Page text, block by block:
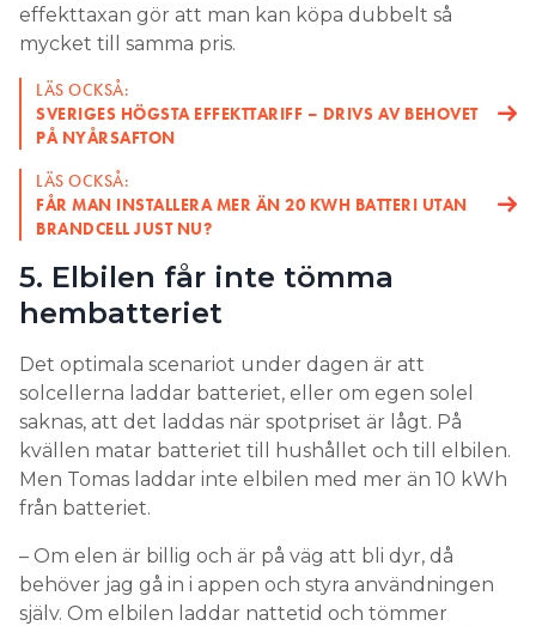
effekttaxan gör att man kan köpa dubbelt så
mycket till samma pris.
LÄS OCKSÅ:
SVERIGES HÖGSTA EFFEKTTARIFF – DRIVS AV BEHOVET
PÅ NYÅRSAFTON
LÄS OCKSÅ:
FÅR MAN INSTALLERA MER ÄN 20 KWH BATTERI UTAN
BRANDCELL JUST NU?
5. Elbilen får inte tömma
hembatteriet
Det optimala scenariot under dagen är att
solcellerna laddar batteriet, eller om egen solel
saknas, att det laddas när spotpriset är lågt. På
kvällen matar batteriet till hushållet och till elbilen.
Men Tomas laddar inte elbilen med mer än 10 kWh
från batteriet.
– Om elen är billig och är på väg att bli dyr, då
behöver jag gå in i appen och styra användningen
själv. Om elbilen laddar nattetid och tömmer